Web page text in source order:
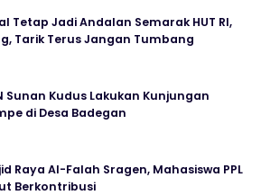
Tetap Jadi Andalan Semarak HUT RI,
Tarik Terus Jangan Tumbang
Sunan Kudus Lakukan Kunjungan
di Desa Badegan
Raya Al-Falah Sragen, Mahasiswa PPL
Berkontribusi